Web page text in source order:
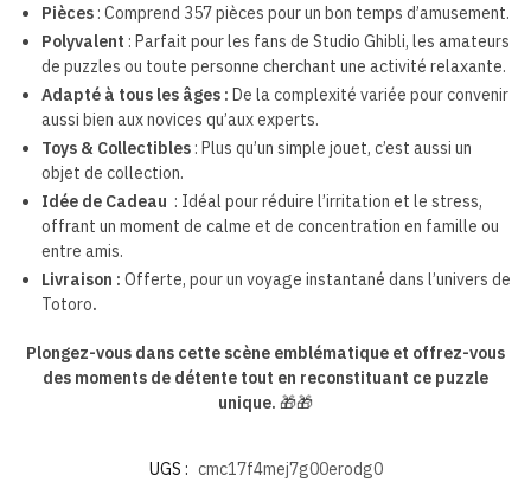
Pièces : Comprend 357 pièces pour un bon temps d’amusement.
Polyvalent : Parfait pour les fans de Studio Ghibli, les amateurs
de puzzles ou toute personne cherchant une activité relaxante.
Adapté à tous les âges : De la complexité variée pour convenir
aussi bien aux novices qu’aux experts.
Toys & Collectibles : Plus qu’un simple jouet, c’est aussi un
objet de collection.
Idée de Cadeau : Idéal pour réduire l’irritation et le stress,
offrant un moment de calme et de concentration en famille ou
entre amis.
Livraison : Offerte, pour un voyage instantané dans l’univers de
Totoro.
Plongez-vous dans cette scène emblématique et offrez-vous
des moments de détente tout en reconstituant ce puzzle
unique. 🎁🎁
UGS : cmc17f4mej7g00erodg0